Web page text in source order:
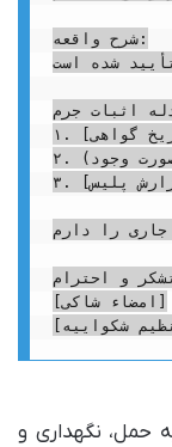
شرح واقعه:
شده است.
اثبات جرم:
۱. گواهی پزشکی قانونی به شماره [شماره گواهی] مورخ [تاریخ گواهی].
۲. شهادت شهود: آقای/خانم [نام و نام خانوادگی شاهد] به نشانی [آدرس شاهد] و تلفن [شماره تماس شاهد]. (در صورت وجود)
۳. [هرگونه مدرک دیگر مانند تصاویر، فیلم، گزارش پلیس].
را دارم.
و احترام
[امضاء شاکی]
حمل، نگهداری و